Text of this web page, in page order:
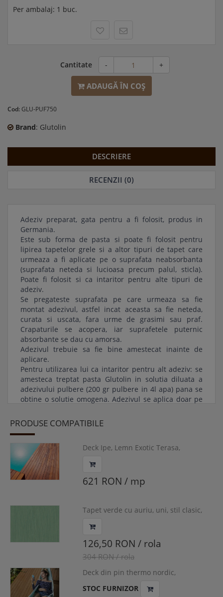
Per ambalaj: 1 buc.
Cantitate - +
ADAUGĂ ÎN COŞ
Cod: GLU-PUF750
Brand: Glutolin
DESCRIERE
RECENZII (0)
Adeziv preparat, gata pentru a fi folosit, produs in
Germania.
Este sub forma de pasta si poate fi folosit pentru
lipirea tapetelor grele si a altor tipuri de tapet care
urmeaza a fi aplicate pe o suprafata neabsorbanta
(suprafata neteda si lucioasa precum palul, sticla).
Poate fi folosit si ca intaritor pentru alte tipuri de
adeziv.
Se pregateste suprafata pe care urmeaza sa fie
montat adezivul, astfel incat aceasta sa fie neteda,
curata si uscata, fara urme de grasimi sau praf.
Crapaturile se acopera, iar suprafetele puternic
absorbante se dau cu amorsa.
Adezivul trebuie sa fie bine amestecat inainte de
aplicare.
Pentru utilizarea lui ca intaritor pentru alt adeziv: se
amesteca treptat pasta Glutolin in solutia diluata a
adezivului pulbere (200 gr pulbere in 4l apa) pana se
obtine o solutie omogena. Adezivul se aplica doar pe
preseaza ferm fasiile de tapet.
Surplusul de adeziv se curata imediat cu o carpa
utilizate se pot curata cu apa curata imediat dupa
folosire.
Caracteristici:
PRODUSE COMPATIBILE
Deck Ipe, Lemn Exotic Terasa,
621 RON / mp
Tapet verde cu auriu, uni, stil clasic,
126,50 RON / rola
304 RON / rola
Deck din pin thermo nordic,
3000-4800x92x26
STOC FURNIZOR